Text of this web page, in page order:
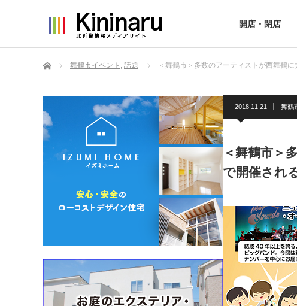
開店・閉店
ホーム 舞鶴市イベント , 話題 ＜舞鶴市＞多数のアーティストが西舞鶴
2018.11.21 舞鶴
＜舞鶴市＞
で開催され